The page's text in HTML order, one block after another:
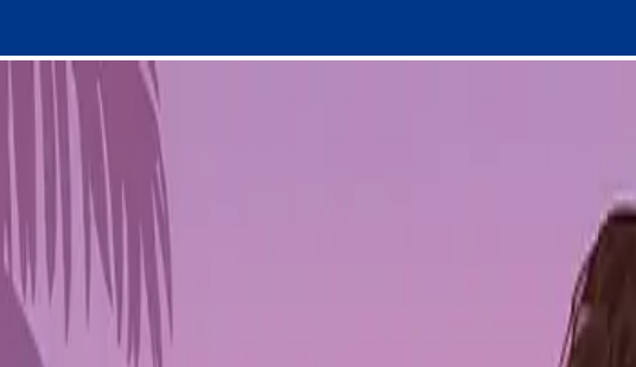
hat Xsollaunter der Führung von Chris Hewish (President und Interim
und ihnen zu ermöglichen, in der dynamischen Welt des Gamings
Kryptowährungsintegration, um sicherzustellen, dass Entwickler die